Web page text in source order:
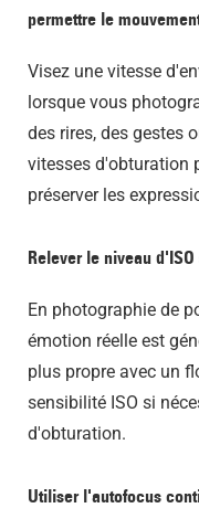
permettre le
Visez une vitesse
lorsque vous
des rires, des gestes
vitesses d'obturation
préserver les
Relever le niveau
En photographie de
émotion réelle est
plus propre avec un
sensibilité ISO si
d'obturation.
Utiliser l'autofocus